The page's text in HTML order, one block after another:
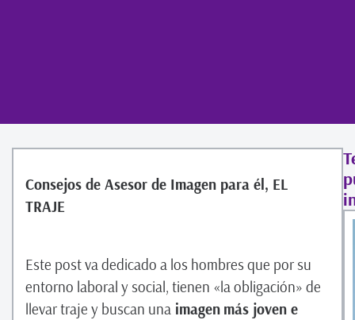
Consejos de Asesor de Imagen para él, EL
TRAJE
Este post va dedicado a los hombres que por su
entorno laboral y social, tienen «la obligación» de
llevar traje y buscan una imagen más joven e